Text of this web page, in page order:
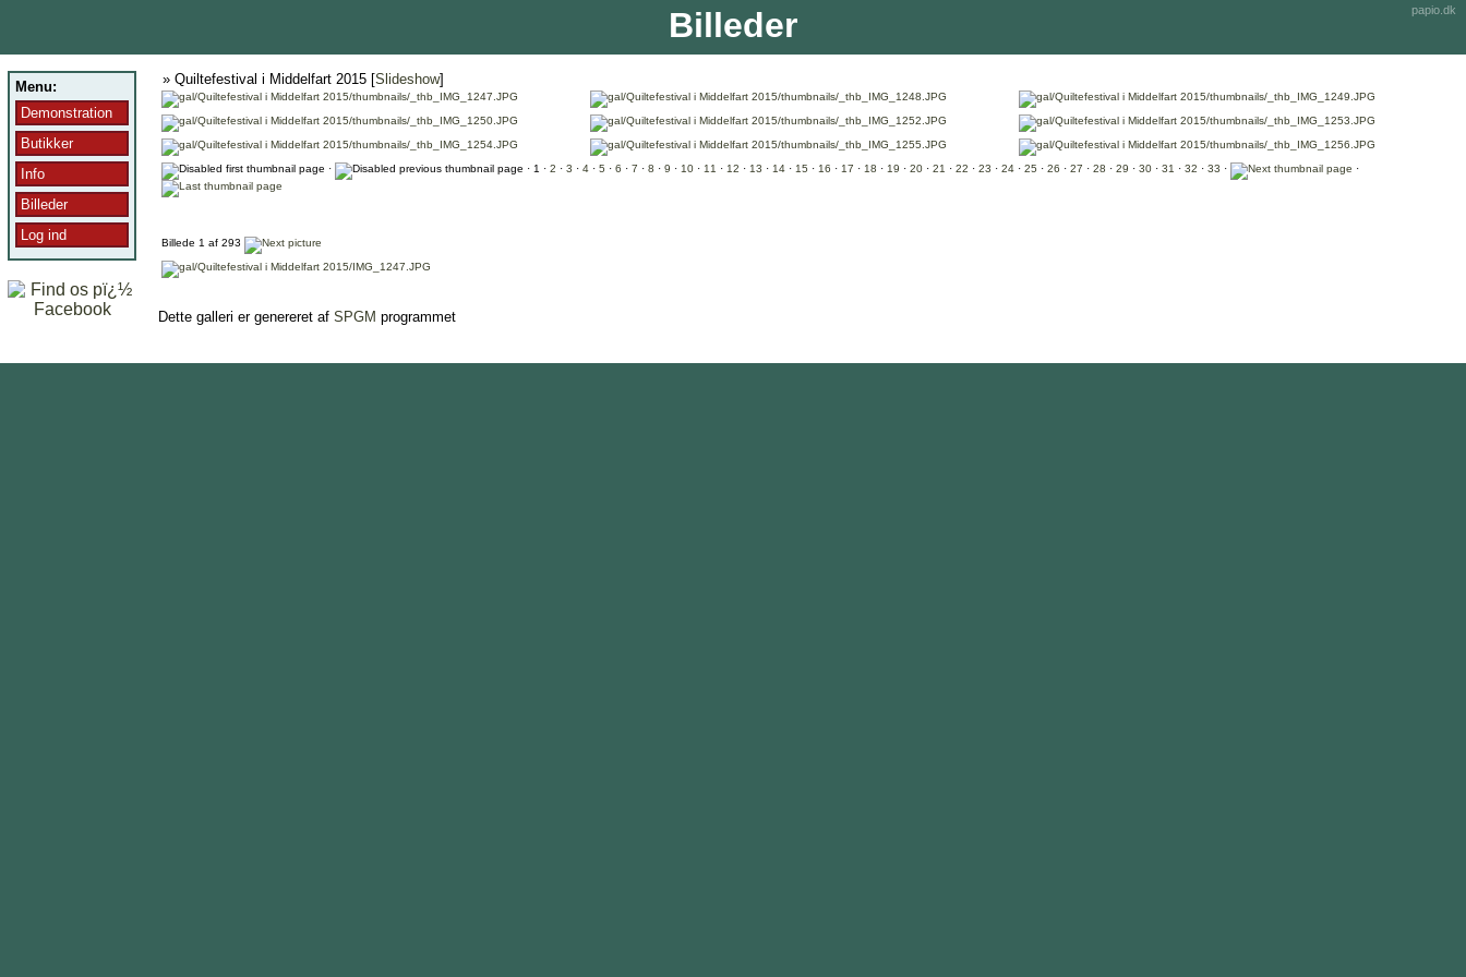
Billeder
Menu:
Demonstration
Butikker
Info
Billeder
Log ind
» Quiltefestival i Middelfart 2015 [Slideshow]
· · 1 · 2 · 3 · 4 · 5 · 6 · 7 · 8 · 9 · 10 · 11 · 12 · 13 · 14 · 15 · 16 · 17 · 18 · 19 · 20 · 21 · 22 · 23 · 24 · 25 · 26 · 27 · 28 · 29 · 30 · 31 · 32 · 33 · ·
Billede 1 af 293
Dette galleri er genereret af SPGM programmet
papio.dk